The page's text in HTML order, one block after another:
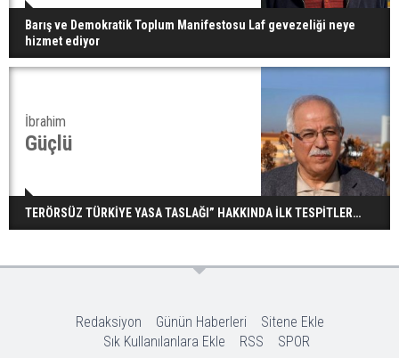
Barış ve Demokratik Toplum Manifestosu Laf gevezeliği neye
hizmet ediyor
İbrahim
Güçlü
TERÖRSÜZ TÜRKİYE YASA TASLAĞI” HAKKINDA İLK TESPİTLER…
Redaksiyon Günün Haberleri
Sitene Ekle
Sık Kullanılanlara Ekle
RSS SPOR